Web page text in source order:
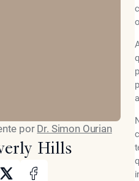
por Dr. Simon Ourian
Hills
Facebook